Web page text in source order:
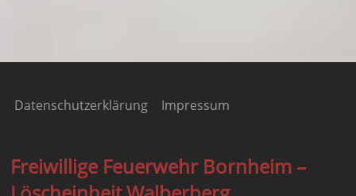
Datenschutzerklärung Impressum
Freiwillige Feuerwehr Bornheim –